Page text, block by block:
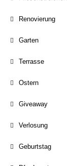
Renovierung
Garten
Terrasse
Ostern
Giveaway
Verlosung
Geburtstag